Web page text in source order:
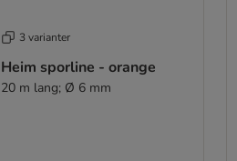
3 varianter
Heim sporline - orange
20 m lang; Ø 6 mm